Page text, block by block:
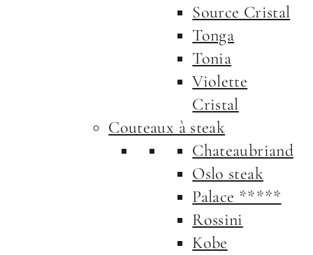
Source Cristal
Tonga
Tonia
Violette
Cristal
Couteaux à steak
Chateaubriand
Oslo steak
Palace *****
Rossini
Kobe